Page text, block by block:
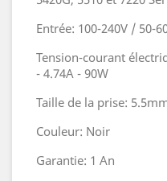
Entrée: 100-240V / 50-
Tension-courant
- 4.74A - 90W
Taille de la prise:
Couleur: Noir
Garantie: 1 An